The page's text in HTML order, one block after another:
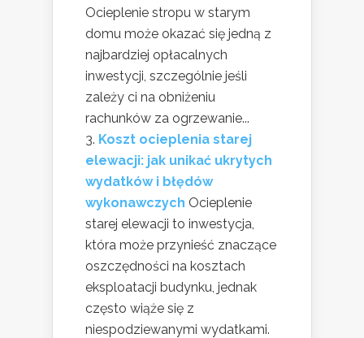
Ocieplenie stropu w starym
domu może okazać się jedną z
najbardziej opłacalnych
inwestycji, szczególnie jeśli
zależy ci na obniżeniu
rachunków za ogrzewanie...
Koszt ocieplenia starej
elewacji: jak unikać ukrytych
wydatków i błędów
wykonawczych Ocieplenie
starej elewacji to inwestycja,
która może przynieść znaczące
oszczędności na kosztach
eksploatacji budynku, jednak
często wiąże się z
niespodziewanymi wydatkami.